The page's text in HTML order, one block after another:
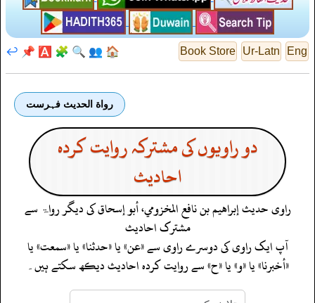
Eng
Ur-Latn
Book Store
🏠
👥
🔍
🧩
🅰️
📌
↩️
رواة الحديث فہرست
دو راویوں کی مشترکہ روایت کردہ
احادیث
راوی حدیثإبراهيم بن نافع المخزومي، أبو إسحاقکی دیگر رواۃ سے
مشترک احادیث
آپ ایک راوی کی دوسرے راوی سے «عن» یا «حدثنا» یا «سمعت» یا
«أخبرنا» یا «و» یا «ح» سے روایت کردہ احادیث دیکھ سکتے ہیں۔